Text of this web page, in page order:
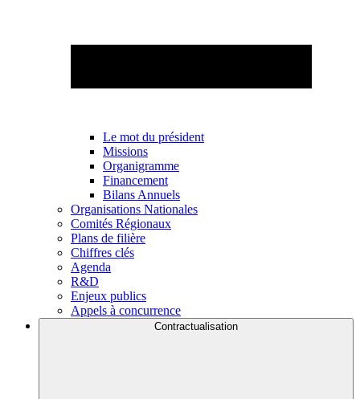
Le mot du président
Missions
Organigramme
Financement
Bilans Annuels
Organisations Nationales
Comités Régionaux
Plans de filière
Chiffres clés
Agenda
R&D
Enjeux publics
Appels à concurrence
Contractualisation